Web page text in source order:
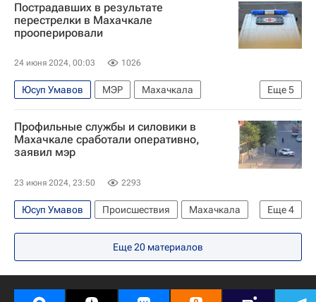
Следственный комитет России (СК РФ)
МЧС России (Министерство РФ по делам гражданской обороны, чрезвычайным ситуациям и ликвидации последствий стихийных бедствий)
Пожар в квест-парке в Махачкале
Пострадавших в результате
перестрелки в Махачкале
прооперировали
24 июня 2024, 00:03 1026
Еще5
Юсуп Умавов МЭР
Махачкала
Происшествия
Россия
Дербент
Русская православная церковь
Вооруженные нападения в Дербенте и Махачкале
Профильные службы и силовики в
Махачкале сработали оперативно,
заявил мэр
23 июня 2024, 23:50 2293
Еще4
Юсуп Умавов Происшествия
Махачкала
Россия
Дербент
Русская православная церковь
Вооруженные нападения в Дербенте и Махачкале
Еще20 материалов